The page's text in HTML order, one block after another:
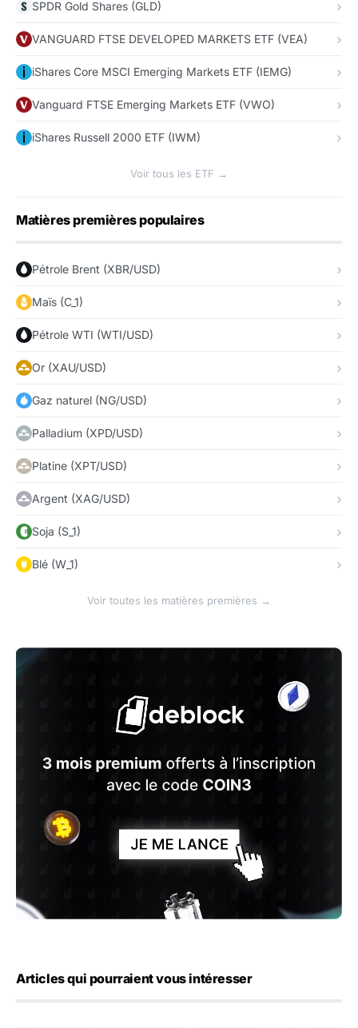
SPDR Gold Shares (GLD)
VANGUARD FTSE DEVELOPED MARKETS ETF (VEA)
iShares Core MSCI Emerging Markets ETF (IEMG)
Vanguard FTSE Emerging Markets ETF (VWO)
iShares Russell 2000 ETF (IWM)
Voir tous les ETF →
Matières premières populaires
Pétrole Brent (XBR/USD)
Maïs (C_1)
Pétrole WTI (WTI/USD)
Or (XAU/USD)
Gaz naturel (NG/USD)
Palladium (XPD/USD)
Platine (XPT/USD)
Argent (XAG/USD)
Soja (S_1)
Blé (W_1)
Voir toutes les matières premières →
Articles qui pourraient vous intéresser